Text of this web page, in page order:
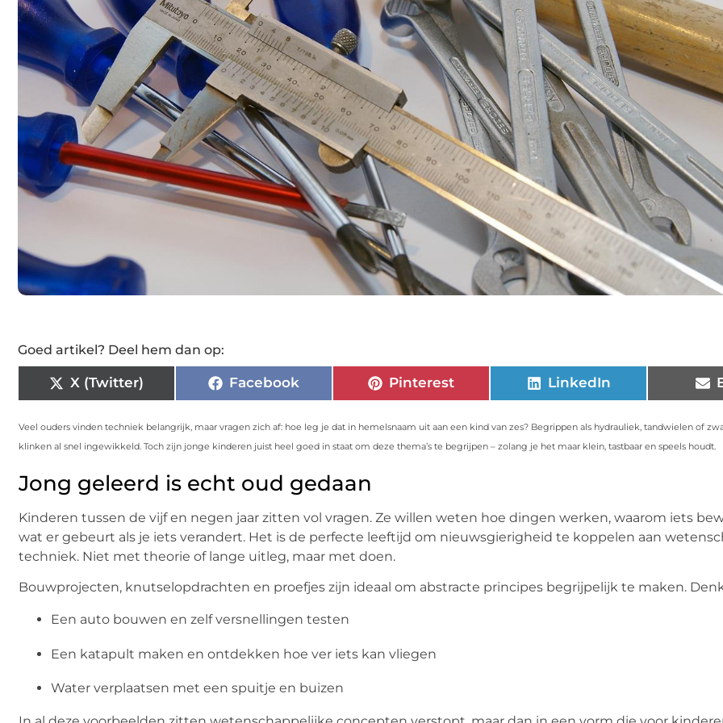
Goed artikel? Deel hem dan op:
X (Twitter) Facebook Pinterest LinkedIn
Veel ouders vinden techniek belangrijk, maar vragen zich af: hoe leg je dat in hemelsnaam uit aan een kind van zes? Begrippen als hydrauliek, tandwielen of
klinken al snel ingewikkeld. Toch zijn jonge kinderen juist heel goed in staat om deze thema’s te begrijpen – zolang je het maar klein, tastbaar en speels houdt.
Jong geleerd is echt oud gedaan
Kinderen tussen de vijf en negen jaar zitten vol vragen. Ze willen weten hoe dingen werken, waarom iets
wat er gebeurt als je iets verandert. Het is de perfecte leeftijd om nieuwsgierigheid te koppelen aan
techniek. Niet met theorie of lange uitleg, maar met doen.
Bouwprojecten, knutselopdrachten en proefjes zijn ideaal om abstracte principes begrijpelijk te maken.
Een auto bouwen en zelf versnellingen testen
Een katapult maken en ontdekken hoe ver iets kan vliegen
Water verplaatsen met een spuitje en buizen